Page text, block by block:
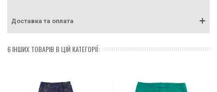
Доставка та оплата
6 ІНШИХ ТОВАРІВ В ЦІЙ КАТЕГОРІЇ: